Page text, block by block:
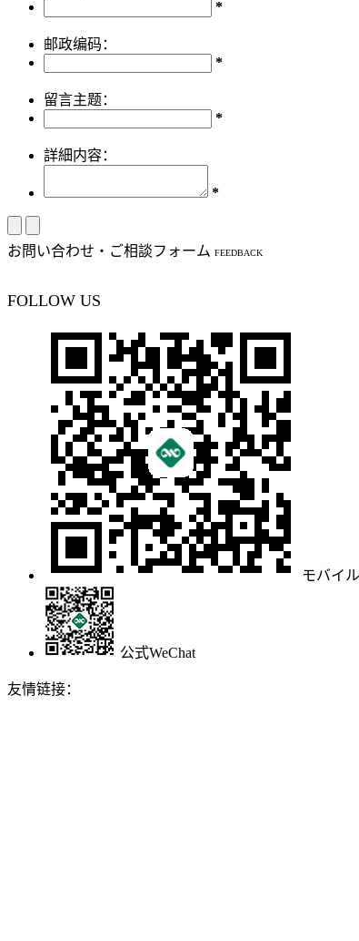
*
邮政编码：
*
留言主题：
*
詳細内容：
*
お問い合わせ・ご相談フォーム FEEDBACK
FOLLOW US
モバイ
公式WeChat
友情链接：